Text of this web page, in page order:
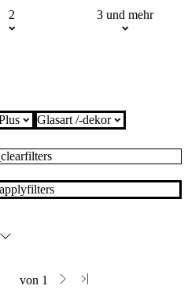
2 3 und mehr
Glasart /-dekor